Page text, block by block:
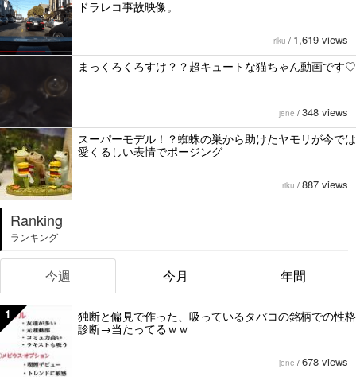
ドラレコ事故映像。
riku / 1,619 views
まっくろくろすけ？？超キュートな猫ちゃん動画です♡
jene / 348 views
スーパーモデル！？蜘蛛の巣から助けたヤモリが今では
愛くるしい表情でポージング
riku / 887 views
Ranking
ランキング
今週 今月 年間
1
独断と偏見で作った、吸っているタバコの銘柄での性格
診断→当たってるｗｗ
jene / 678 views